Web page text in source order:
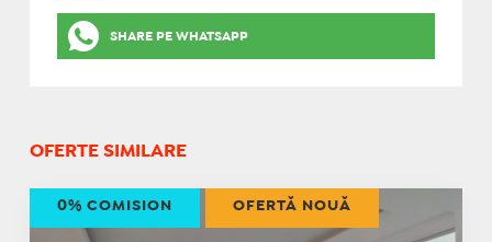
SHARE PE WHATSAPP
OFERTE SIMILARE
0% COMISION OFERTĂ NOUĂ